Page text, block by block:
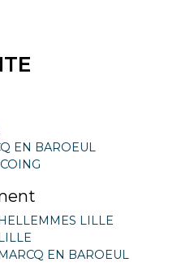
EN BAROEUL
LILLE
EN BAROEUL